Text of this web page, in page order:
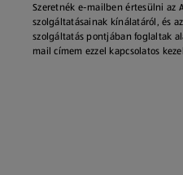
Szeretnék e-mailben értesülni az
szolgáltatásainak kínálatáról, és az
szolgáltatás pontjában foglaltak
mail címem ezzel kapcsolatos